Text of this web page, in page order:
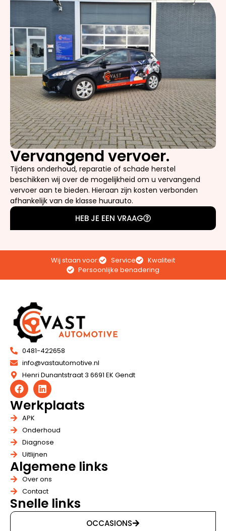
Vervangend vervoer.
Tijdens onderhoud, reparatie of schade herstel
beschikken wij over de mogelijkheid om u vervangend
vervoer aan te bieden. Hieraan zijn kosten verbonden
afhankelijk van de klasse huurauto.
HEB JE EEN VRAAG
Wij staan voor: Service
Kwaliteit
Persoonlijke benadering
0481-422658
info@vastautomotive.nl
Henri Dunantstraat 3 6691 EK Gendt
Werkplaats
APK
Onderhoud
Diagnose
Uitlijnen
Algemene links
Over ons
Contact
Snelle links
OCCASIONS